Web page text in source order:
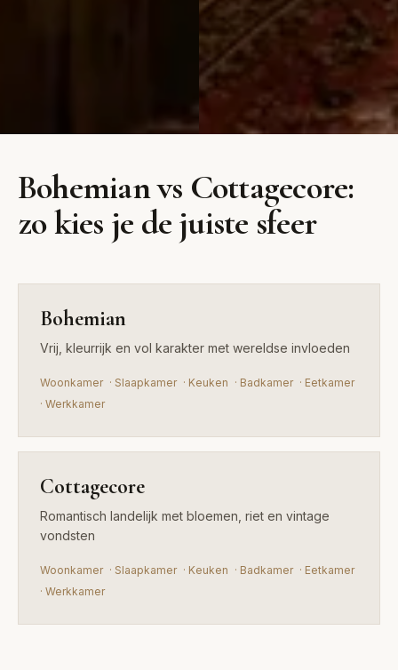
Bohemian
Vrij, kleurrijk en vol
karakter met wereldse
Romantisch landelijk met
bloemen, riet en vintage
Bohemian vs Cottagecore:
zo kies je de juiste sfeer
Bohemian
Vrij, kleurrijk en vol karakter met wereldse invloeden
Woonkamer · Slaapkamer · Keuken · Badkamer · Eetkamer
· Werkkamer
Cottagecore
Romantisch landelijk met bloemen, riet en vintage
vondsten
Woonkamer · Slaapkamer · Keuken · Badkamer · Eetkamer
· Werkkamer